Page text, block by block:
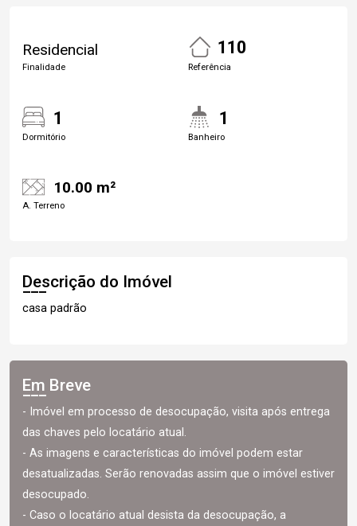
Residencial
Finalidade
110
Referência
1
Dormitório
1
Banheiro
10.00 m²
A. Terreno
Descrição do Imóvel
casa padrão
Em Breve
- Imóvel em processo de desocupação, visita após entrega
das chaves pelo locatário atual.
- As imagens e características do imóvel podem estar
desatualizadas. Serão renovadas assim que o imóvel estiver
desocupado.
- Caso o locatário atual desista da desocupação, a